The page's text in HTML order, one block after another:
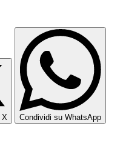
X Condividi su WhatsApp